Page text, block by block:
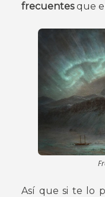
frecuentesque
Así que si te lo